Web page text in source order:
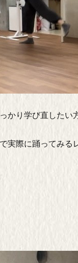
かり学び直したい
実際に踊ってみる